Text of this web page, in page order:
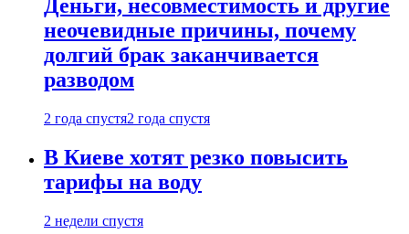
Деньги, несовместимость и другие
неочевидные причины, почему
долгий брак заканчивается
разводом
2 года спустя2 года спустя
В Киеве хотят резко повысить
тарифы на воду
2 недели спустя